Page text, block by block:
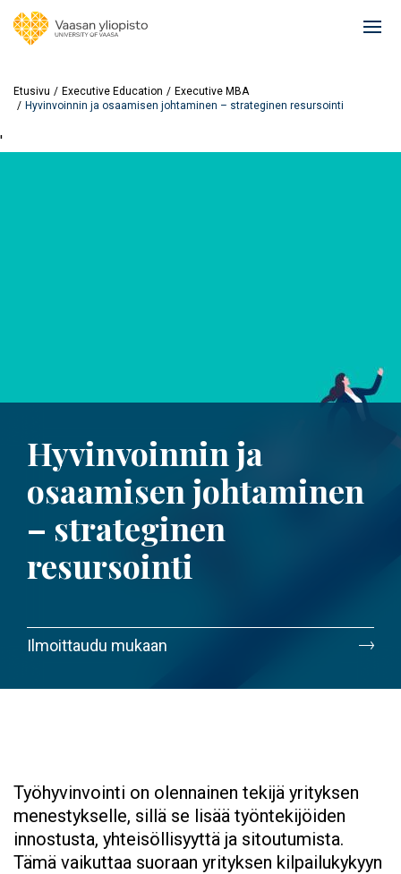
Etusivu Executive Education
Executive MBA
Hyvinvoinnin ja osaamisen johtaminen – strateginen resursointi
'
Hyvinvoinnin ja
osaamisen johtaminen
– strateginen
resursointi
Ilmoittaudu mukaan
Työhyvinvointi on olennainen tekijä yrityksen
menestykselle, sillä se lisää työntekijöiden
innostusta, yhteisöllisyyttä ja sitoutumista.
Tämä vaikuttaa suoraan yrityksen kilpailukykyyn